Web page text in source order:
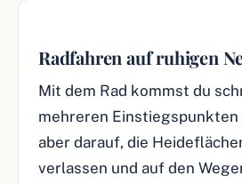
Radfahren auf ruhigen
Mit dem Rad kommst du
mehreren Einstiegspunkten
aber darauf, die
verlassen und auf den